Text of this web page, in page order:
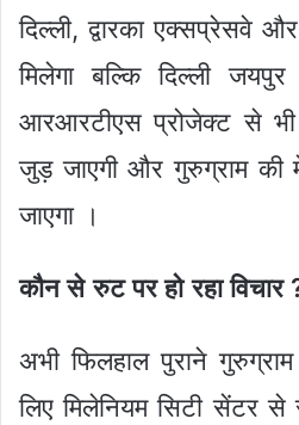
दिल्ली, द्वारका एक्सप्रेसवे
मिलेगा बल्कि दिल्ली
आरआरटीएस प्रोजेक्ट से भी
जुड़ जाएगी और गुरुग्राम
जाएगा ।
कौन से रुट पर हो रहा विचार
अभी फिलहाल पुराने
लिए मिलेनियम सिटी सेंटर